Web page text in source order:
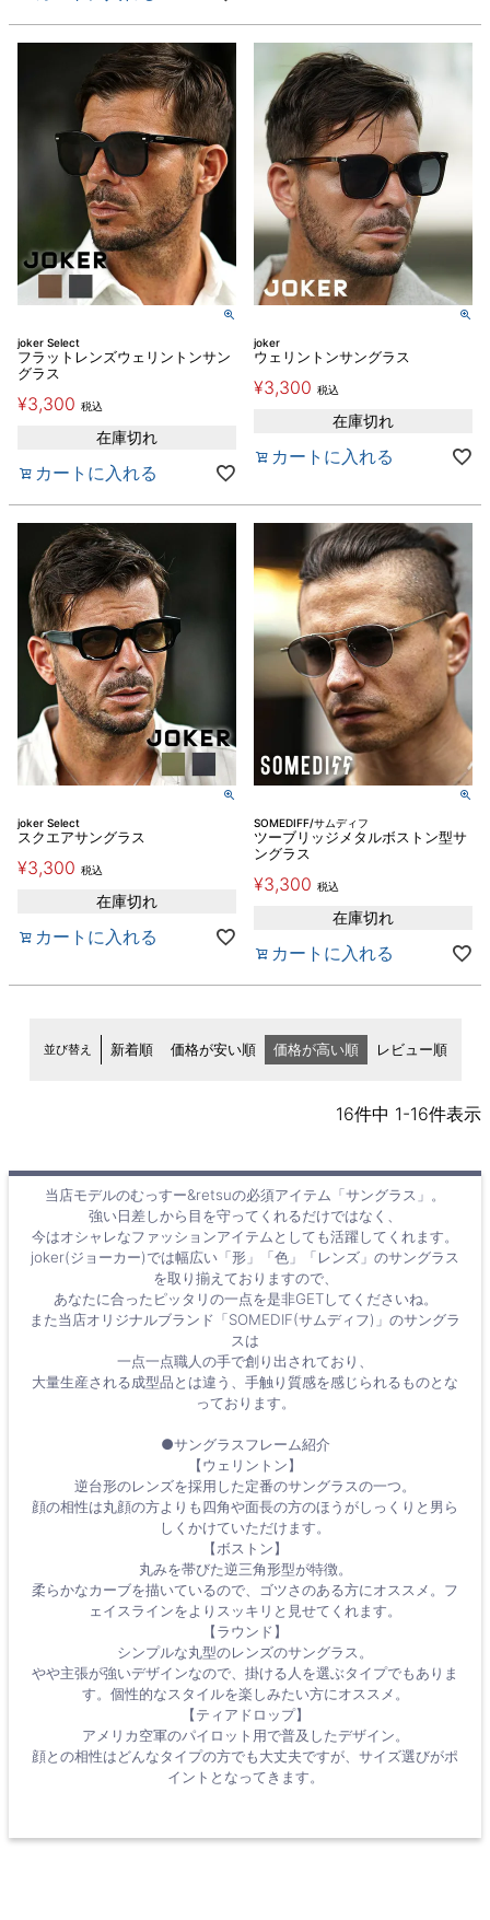
joker Select
フラットレンズウェリントンサン
グラス
¥3,300 税込
在庫切れ
カートに入れる
joker
ウェリントンサングラス
¥3,300 税込
在庫切れ
カートに入れる
joker Select
スクエアサングラス
¥3,300 税込
在庫切れ
カートに入れる
SOMEDIFF/サムディフ
ツーブリッジメタルボストン型サ
ングラス
¥3,300 税込
在庫切れ
カートに入れる
並び替え 新着順 価格が安い順 価格が高い順 レビュー順
16件中 1-16件表示
当店モデルのむっすー&retsuの必須アイテム「サングラス」。
強い日差しから目を守ってくれるだけではなく、
今はオシャレなファッションアイテムとしても活躍してくれます。
joker(ジョーカー)では幅広い「形」「色」「レンズ」のサングラス
を取り揃えておりますので、
あなたに合ったピッタリの一点を是非GETしてくださいね。
また当店オリジナルブランド「SOMEDIF(サムディフ)」のサングラ
スは
一点一点職人の手で創り出されており、
大量生産される成型品とは違う、手触り質感を感じられるものとな
っております。
●サングラスフレーム紹介
【ウェリントン】
逆台形のレンズを採用した定番のサングラスの一つ。
顔の相性は丸顔の方よりも四角や面長の方のほうがしっくりと男ら
しくかけていただけます。
【ボストン】
丸みを帯びた逆三角形型が特徴。
柔らかなカーブを描いているので、ゴツさのある方にオススメ。フ
ェイスラインをよりスッキリと見せてくれます。
【ラウンド】
シンプルな丸型のレンズのサングラス。
やや主張が強いデザインなので、掛ける人を選ぶタイプでもありま
す。個性的なスタイルを楽しみたい方にオススメ。
【ティアドロップ】
アメリカ空軍のパイロット用で普及したデザイン。
顔との相性はどんなタイプの方でも大丈夫ですが、サイズ選びがポ
イントとなってきます。